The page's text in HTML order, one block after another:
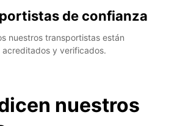
de confianza
nuestros transportistas están
acreditados y verificados.
nuestros